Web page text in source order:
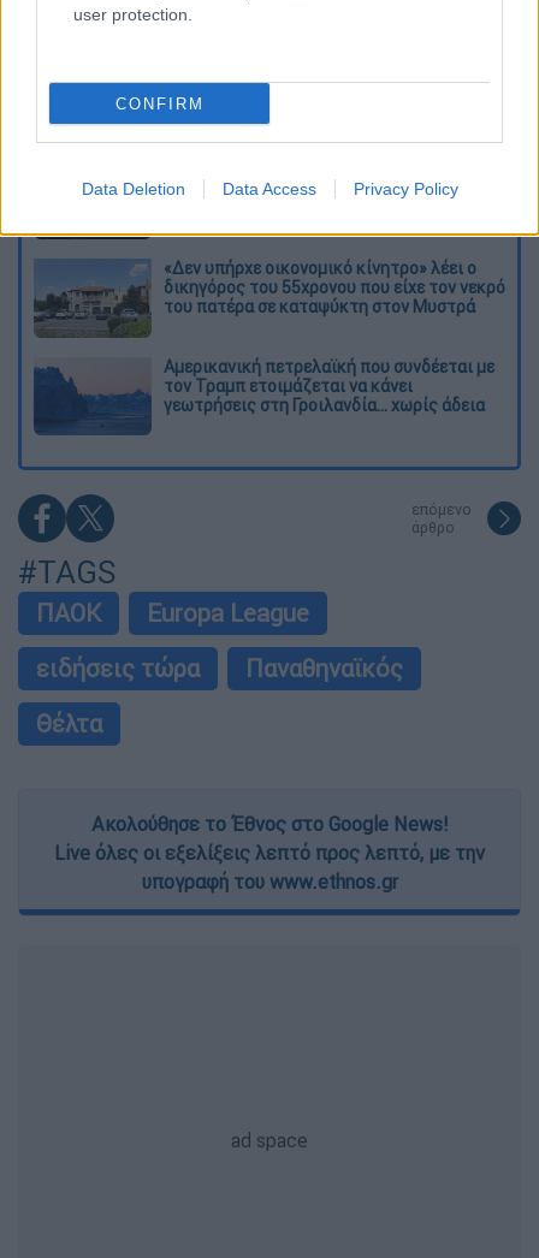
user protection.
CONFIRM
Data Deletion Data Access Privacy Policy
Διαβάστε ακόμη
πίστευα ότι το να είσαι outsider ήταν
αδυναμία, τώρα το βλέπω ως δύναμη»
θερμοκρασίες»: Σε δραματικές συνθήκες
«Δεν υπήρχε οικονομικό κίνητρο» λέει ο
δικηγόρος του 55χρονου που είχε τον νεκρό
του πατέρα σε καταψύκτη στον Μυστρά
Αμερικανική πετρελαϊκή που συνδέεται με
τον Τραμπ ετοιμάζεται να κάνει
γεωτρήσεις στη Γροιλανδία... χωρίς άδεια
επόμενο
άρθρο
#TAGS
ΠΑΟΚ
Europa League
ειδήσεις τώρα
Παναθηναϊκός
Θέλτα
Ακολούθησε το Έθνος στο Google News!
Live όλες οι εξελίξεις λεπτό προς λεπτό, με την
υπογραφή του www.ethnos.gr